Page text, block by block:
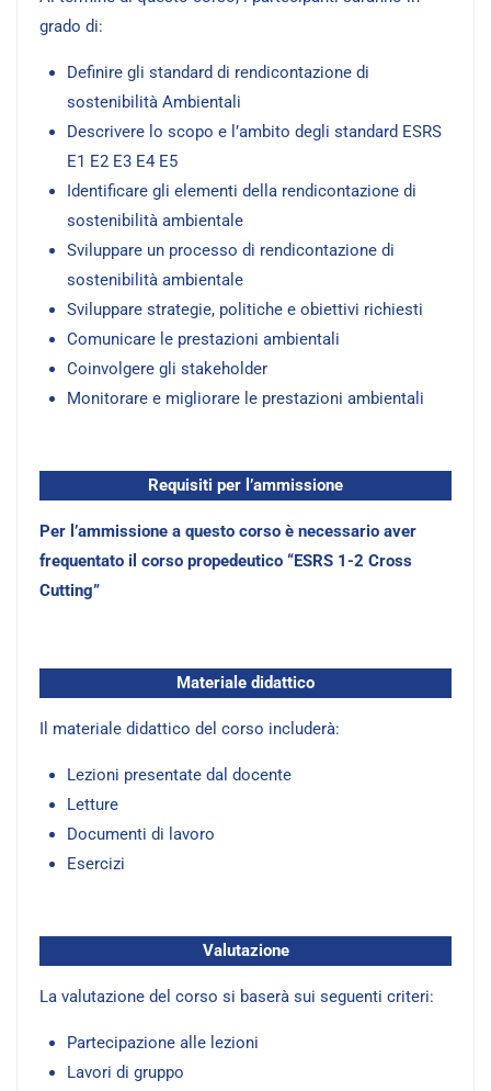
grado di:
Definire gli standard di rendicontazione di
sostenibilità Ambientali
Descrivere lo scopo e l’ambito degli standard ESRS
E1 E2 E3 E4 E5
Identificare gli elementi della rendicontazione di
sostenibilità ambientale
Sviluppare un processo di rendicontazione di
sostenibilità ambientale
Sviluppare strategie, politiche e obiettivi richiesti
Comunicare le prestazioni ambientali
Coinvolgere gli stakeholder
Monitorare e migliorare le prestazioni ambientali
Requisiti per l’ammissione
Per l’ammissione a questo corso è necessario aver
frequentato il corso propedeutico “ESRS 1-2 Cross
Cutting”
Materiale didattico
Il materiale didattico del corso includerà:
Lezioni presentate dal docente
Letture
Documenti di lavoro
Esercizi
Valutazione
La valutazione del corso si baserà sui seguenti criteri:
Partecipazione alle lezioni
Lavori di gruppo